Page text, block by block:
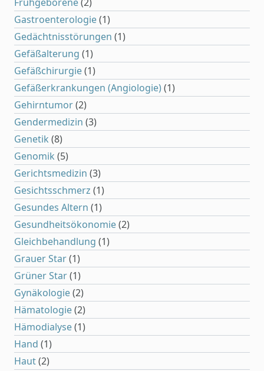
Gastroenterologie(1)
Gedächtnisstörungen (1)
Gefäßalterung (1)
Gefäßchirurgie(1)
Gefäßerkrankungen (Angiologie)(1)
Gehirntumor(2)
Gendermedizin (3)
Genetik (8)
Genomik (5)
Gerichtsmedizin (3)
Gesichtsschmerz (1)
Gesundes Altern (1)
Gesundheitsökonomie(2)
Gleichbehandlung (1)
Grauer Star(1)
Grüner Star(1)
Gynäkologie(2)
Hämatologie(2)
Hämodialyse(1)
Hand (1)
Haut(2)